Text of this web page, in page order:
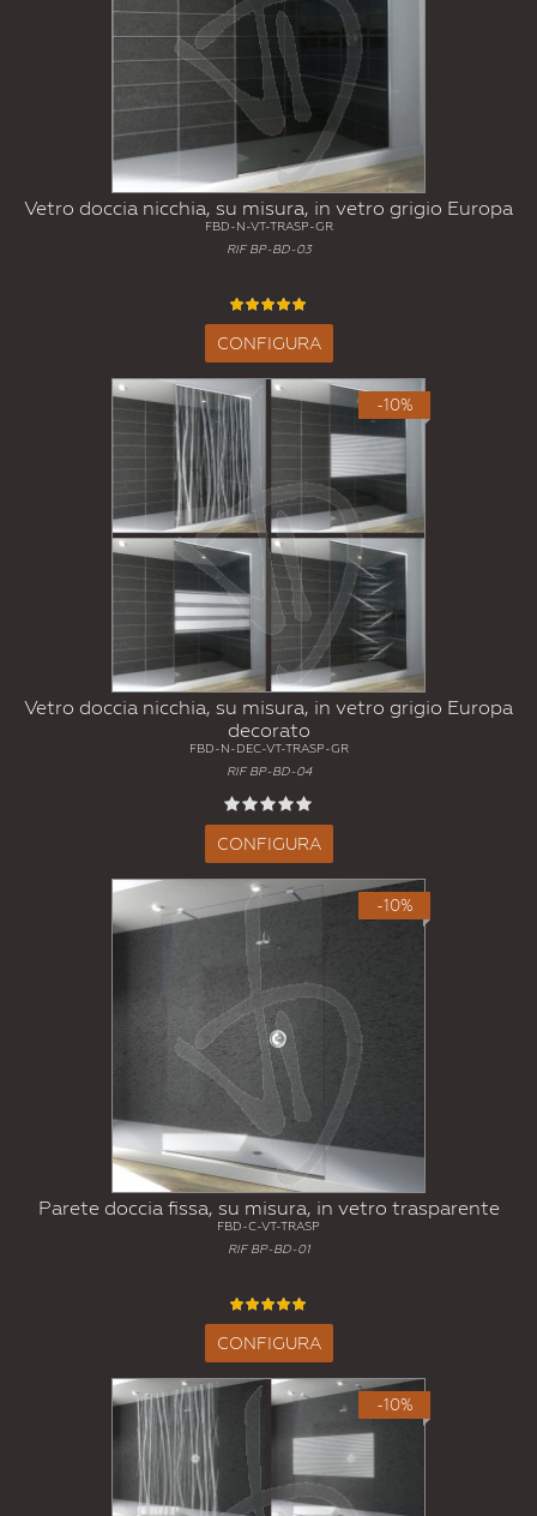
Vetro doccia nicchia, su misura, in vetro grigio Europa
FBD-N-VT-TRASP-GR
RIF BP-BD-03
CONFIGURA
-10%
Vetro doccia nicchia, su misura, in vetro grigio Europa
decorato
FBD-N-DEC-VT-TRASP-GR
RIF BP-BD-04
CONFIGURA
-10%
Parete doccia fissa, su misura, in vetro trasparente
FBD-C-VT-TRASP
RIF BP-BD-01
CONFIGURA
-10%